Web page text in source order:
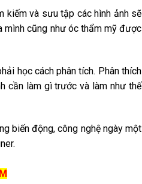
kiếm và sưu tập các hình ảnh sẽ
mình cũng như óc thẩm mỹ được
học cách phân tích. Phân thích
cần làm gì trước và làm như thế
biến động, công nghệ ngày một